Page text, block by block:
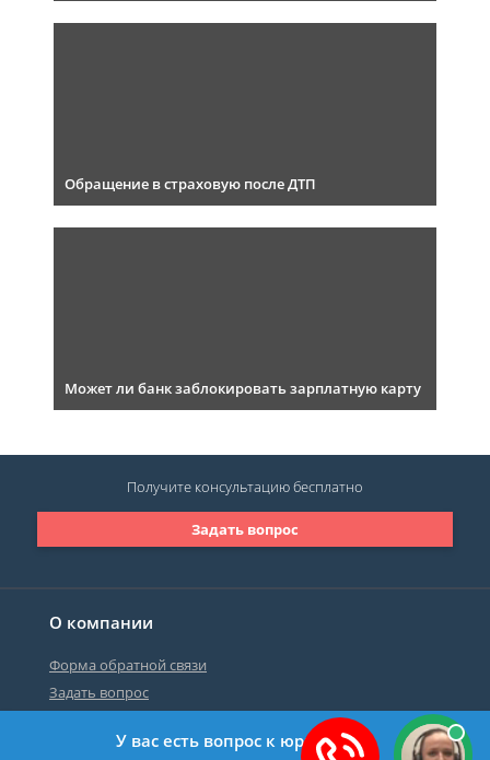
Обращение в страховую после ДТП
Может ли банк заблокировать зарплатную карту
О компании
Форма обратной связи
Задать вопрос
Задать вопрос
Получите консультациюбесплатно
У вас есть вопрос к юристу?